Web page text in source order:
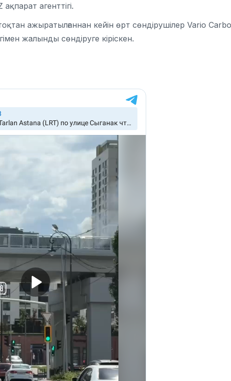
агенттігі.
ажыратылғаннан кейін өрт сөндірушілер Vario
жалынды сөндіруге кіріскен.